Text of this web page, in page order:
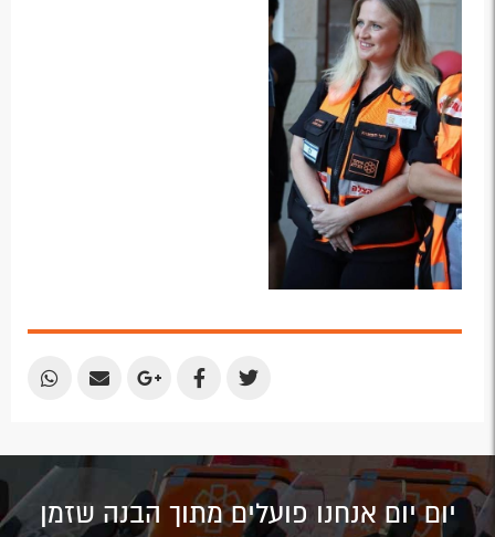
Share
Share
Share
Share
Share
יום יום אנחנו פועלים מתוך הבנה שזמן